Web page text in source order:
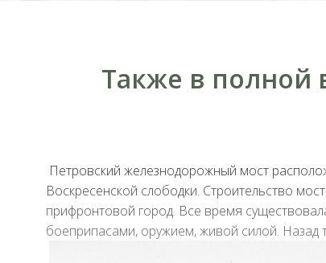
Также в полной
Петровский железнодорожный мост
Воскресенской слободки. Строительство
прифронтовой город. Все время
боеприпасами, оружием, живой силой. Назад